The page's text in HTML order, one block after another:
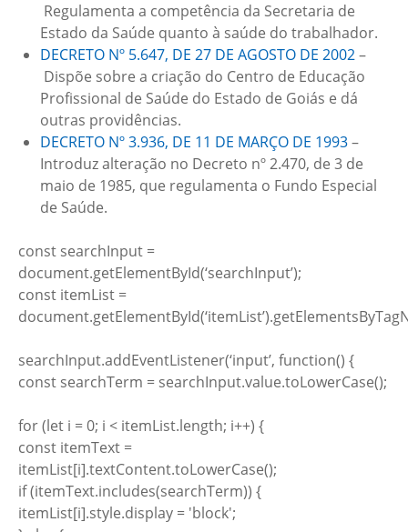
Regulamenta a competência da Secretaria de
Estado da Saúde quanto à saúde do trabalhador.
DECRETO Nº 5.647, DE 27 DE AGOSTO DE 2002–
Dispõe sobre a criação do Centro de Educação
Profissional de Saúde do Estado de Goiás e dá
outras providências.
DECRETO Nº 3.936, DE 11 DE MARÇO DE 1993–
Introduz alteração no Decreto nº 2.470, de 3 de
maio de 1985, que regulamenta o Fundo Especial
de Saúde.
const searchInput =
document.getElementById(‘searchInput’);
const itemList =
searchInput.addEventListener(‘input’, function() {
const searchTerm = searchInput.value.toLowerCase();
for (let i = 0; i < itemList.length; i++) {
const itemText =
itemList[i].textContent.toLowerCase();
if (itemText.includes(searchTerm)) {
itemList[i].style.display = 'block';